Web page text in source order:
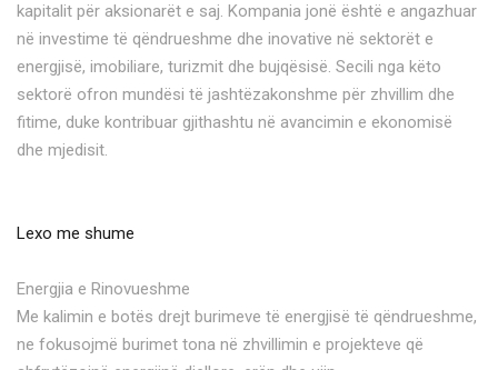
kapitalit për aksionarët e saj. Kompania jonë është e angazhuar
në investime të qëndrueshme dhe inovative në sektorët e
energjisë, imobiliare, turizmit dhe bujqësisë. Secili nga këto
sektorë ofron mundësi të jashtëzakonshme për zhvillim dhe
fitime, duke kontribuar gjithashtu në avancimin e ekonomisë
dhe mjedisit.
Lexo me shume
Energjia e Rinovueshme
Me kalimin e botës drejt burimeve të energjisë të qëndrueshme,
ne fokusojmë burimet tona në zhvillimin e projekteve që